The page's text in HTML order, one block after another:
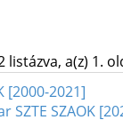
listázva, a(z) 1.
[2000-2021]
SZAOK